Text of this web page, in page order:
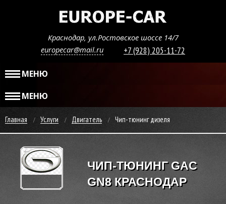
Краснодар, ул.Ростовское шоссе 14/7
europecar@mail.ru
+7 (928) 205-11-72
МЕНЮ
МЕНЮ
Главная Услуги Двигатель Чип-тюнинг дизеля
ЧИП-ТЮНИНГ GAC
GN8 КРАСНОДАР